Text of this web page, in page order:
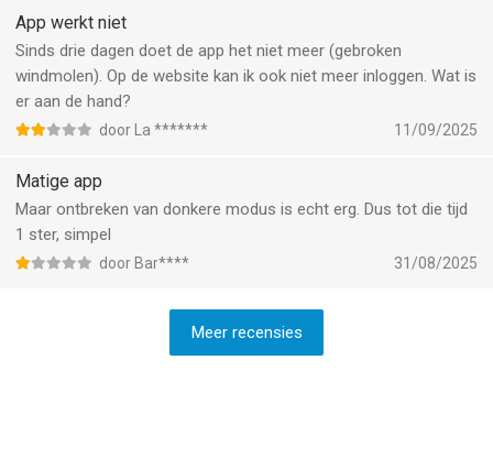
App werkt niet
Sinds drie dagen doet de app het niet meer (gebroken
windmolen). Op de website kan ik ook niet meer inloggen. Wat is
er aan de hand?
door La ******* 11/09/2025
Matige app
Maar ontbreken van donkere modus is echt erg. Dus tot die tijd
1 ster, simpel
door Bar**** 31/08/2025
Meer recensies